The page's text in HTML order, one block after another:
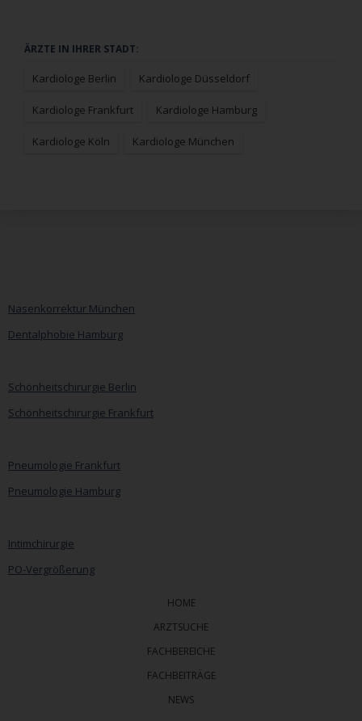
Navigation
ÄRZTE IN IHRER STADT:
Kardiologe Berlin Kardiologe Düsseldorf
Kardiologe Frankfurt Kardiologe Hamburg
Kardiologe Köln Kardiologe München
Nasenkorrektur München
Dentalphobie Hamburg
Schönheitschirurgie Berlin
Schönheitschirurgie Frankfurt
Pneumologie Frankfurt
Pneumologie Hamburg
Intimchirurgie
PO-Vergrößerung
HOME
ARZTSUCHE
FACHBEREICHE
FACHBEITRÄGE
NEWS